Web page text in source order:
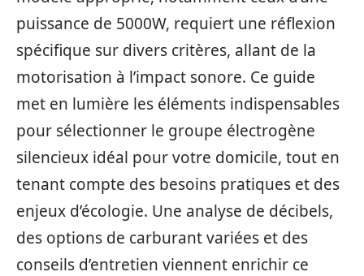
puissance de 5000W, requiert une réflexion
spécifique sur divers critères, allant de la
motorisation à l’impact sonore. Ce guide
met en lumière les éléments indispensables
pour sélectionner le groupe électrogène
silencieux idéal pour votre domicile, tout en
tenant compte des besoins pratiques et des
enjeux d’écologie. Une analyse de décibels,
des options de carburant variées et des
conseils d’entretien viennent enrichir ce